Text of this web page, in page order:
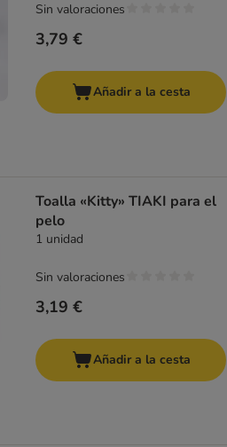
3,79 €
Sin valoraciones
Añadir a la cesta
Toalla «Kitty» TIAKI para el
pelo
1 unidad
3,19 €
Sin valoraciones
Añadir a la cesta